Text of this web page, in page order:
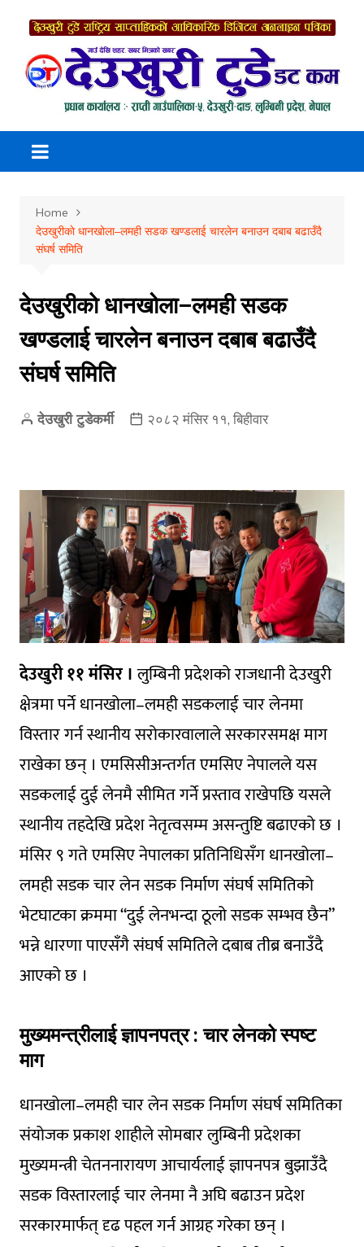
content
Home
देउखुरीकाे धानखोला–लमही सडक खण्डलाई चारलेन बनाउन दबाब बढाउँदै
संघर्ष समिति
देउखुरीकाे धानखोला–लमही सडक
खण्डलाई चारलेन बनाउन दबाब बढाउँदै
संघर्ष समिति
देउखुरी टुडेकर्मी २०८२ मंसिर ११, बिहीवार
देउखुरी ११ मंसिर ।लुम्बिनी प्रदेशको राजधानी देउखुरी
क्षेत्रमा पर्ने धानखोला–लमही सडकलाई चार लेनमा
विस्तार गर्न स्थानीय सरोकारवालाले सरकारसमक्ष माग
राखेका छन् । एमसिसीअन्तर्गत एमसिए नेपालले यस
सडकलाई दुई लेनमै सीमित गर्ने प्रस्ताव राखेपछि यसले
स्थानीय तहदेखि प्रदेश नेतृत्वसम्म असन्तुष्टि बढाएको छ ।
मंसिर ९ गते एमसिए नेपालका प्रतिनिधिसँग धानखोला–
लमही सडक चार लेन सडक निर्माण संघर्ष समितिको
भेटघाटका क्रममा “दुई लेनभन्दा ठूलो सडक सम्भव छैन”
भन्ने धारणा पाएसँगै संघर्ष समितिले दबाब तीब्र बनाउँदै
आएको छ ।
मुख्यमन्त्रीलाई ज्ञापनपत्र : चार लेनको स्पष्ट
माग
धानखोला–लमही चार लेन सडक निर्माण संघर्ष समितिका
संयोजक प्रकाश शाहीले सोमबार लुम्बिनी प्रदेशका
मुख्यमन्त्री चेतननारायण आचार्यलाई ज्ञापनपत्र बुझाउँदै
सडक विस्तारलाई चार लेनमा नै अघि बढाउन प्रदेश
सरकारमार्फत् दृढ पहल गर्न आग्रह गरेका छन् ।